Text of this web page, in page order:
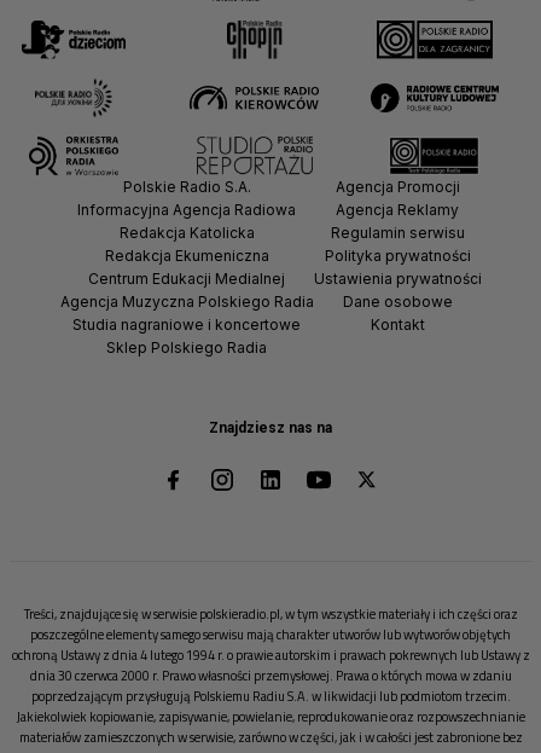
Znajdziesz nas na
Polskie Radio S.A.
Informacyjna Agencja Radiowa
Redakcja Katolicka
Redakcja Ekumeniczna
Centrum Edukacji Medialnej
Agencja Muzyczna Polskiego Radia
Studia nagraniowe i koncertowe
Sklep Polskiego Radia
Agencja Promocji
Agencja Reklamy
Regulamin serwisu
Polityka prywatności
Ustawienia prywatności
Dane osobowe
Kontakt
Treści, znajdujące się w serwisie polskieradio.pl, w tym wszystkie materiały i ich części oraz
poszczególne elementy samego serwisu mają charakter utworów lub wytworów objętych
ochroną Ustawy z dnia 4 lutego 1994 r. o prawie autorskim i prawach pokrewnych lub Ustawy z
dnia 30 czerwca 2000 r. Prawo własności przemysłowej. Prawa o których mowa w zdaniu
poprzedzającym przysługują Polskiemu Radiu S.A. w likwidacji lub podmiotom trzecim.
Jakiekolwiek kopiowanie, zapisywanie, powielanie, reprodukowanie oraz rozpowszechnianie
materiałów zamieszczonych w serwisie, zarówno w części, jak i w całości jest zabronione bez